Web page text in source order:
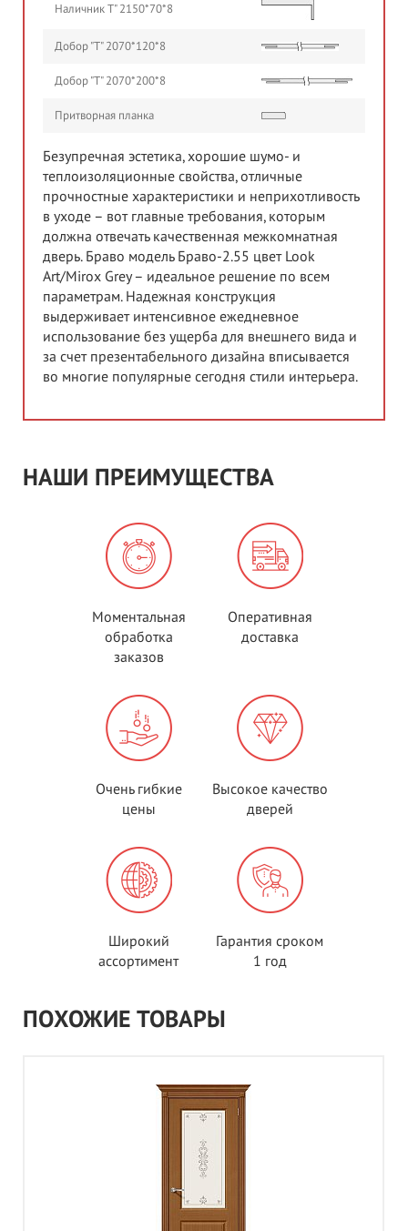
Наличник Т" 2150*70*8
Добор "Т" 2070*120*8
Добор "Т" 2070*200*8
Притворная планка
Безупречная эстетика, хорошие шумо- и
теплоизоляционные свойства, отличные
прочностные характеристики и неприхотливость
в уходе – вот главные требования, которым
должна отвечать качественная межкомнатная
дверь. Браво модель Браво-2.55 цвет Look
Art/Mirox Grey – идеальное решение по всем
параметрам. Надежная конструкция
выдерживает интенсивное ежедневное
использование без ущерба для внешнего вида и
за счет презентабельного дизайна вписывается
во многие популярные сегодня стили интерьера.
НАШИ ПРЕИМУЩЕСТВА
Моментальная
обработка
заказов
Оперативная
доставка
Очень гибкие
цены
Высокое качество
дверей
Широкий
ассортимент
Гарантия сроком
1 год
ПОХОЖИЕ ТОВАРЫ